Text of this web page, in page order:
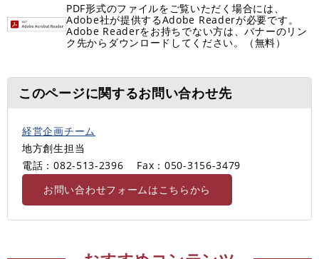
PDF形式のファイルをご覧いただく場合には、
Adobe社が提供するAdobe Readerが必要です。
Adobe Readerをお持ちでない方は、バナーのリン
ク先からダウンロードしてください。（無料）
このページに関するお問い合わせ先
経営企画チーム
地方創生担当
電話：082-513-2396
Fax：050-3156-3479
お問い合わせフォームはこちらから